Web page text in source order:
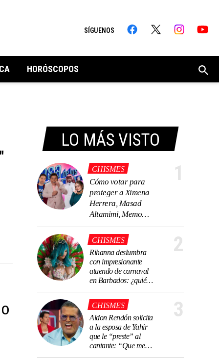
SÍGUENOS
HORÓSCOPOS
LO MÁS VISTO
CHISMES
Cómo votar para
proteger a Ximena
Herrera, Masad
Altamimi, Memo
Schutz, Ernesto
Laguardia o Gema
Garoa en La Casa
de los Famosos
México 4
1
CHISMES
Rihanna deslumbra
con impresionante
atuendo de carnaval
en Barbados: ¿quién
2
CHISMES
Aldon Rendón solicita
a la esposa de Yahir
que le “preste” al
cantante: “Que me
3